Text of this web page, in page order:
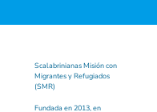
Scalabrinianas Misión con
Migrantes y Refugiados
(SMR)
Fundada en 2013, en